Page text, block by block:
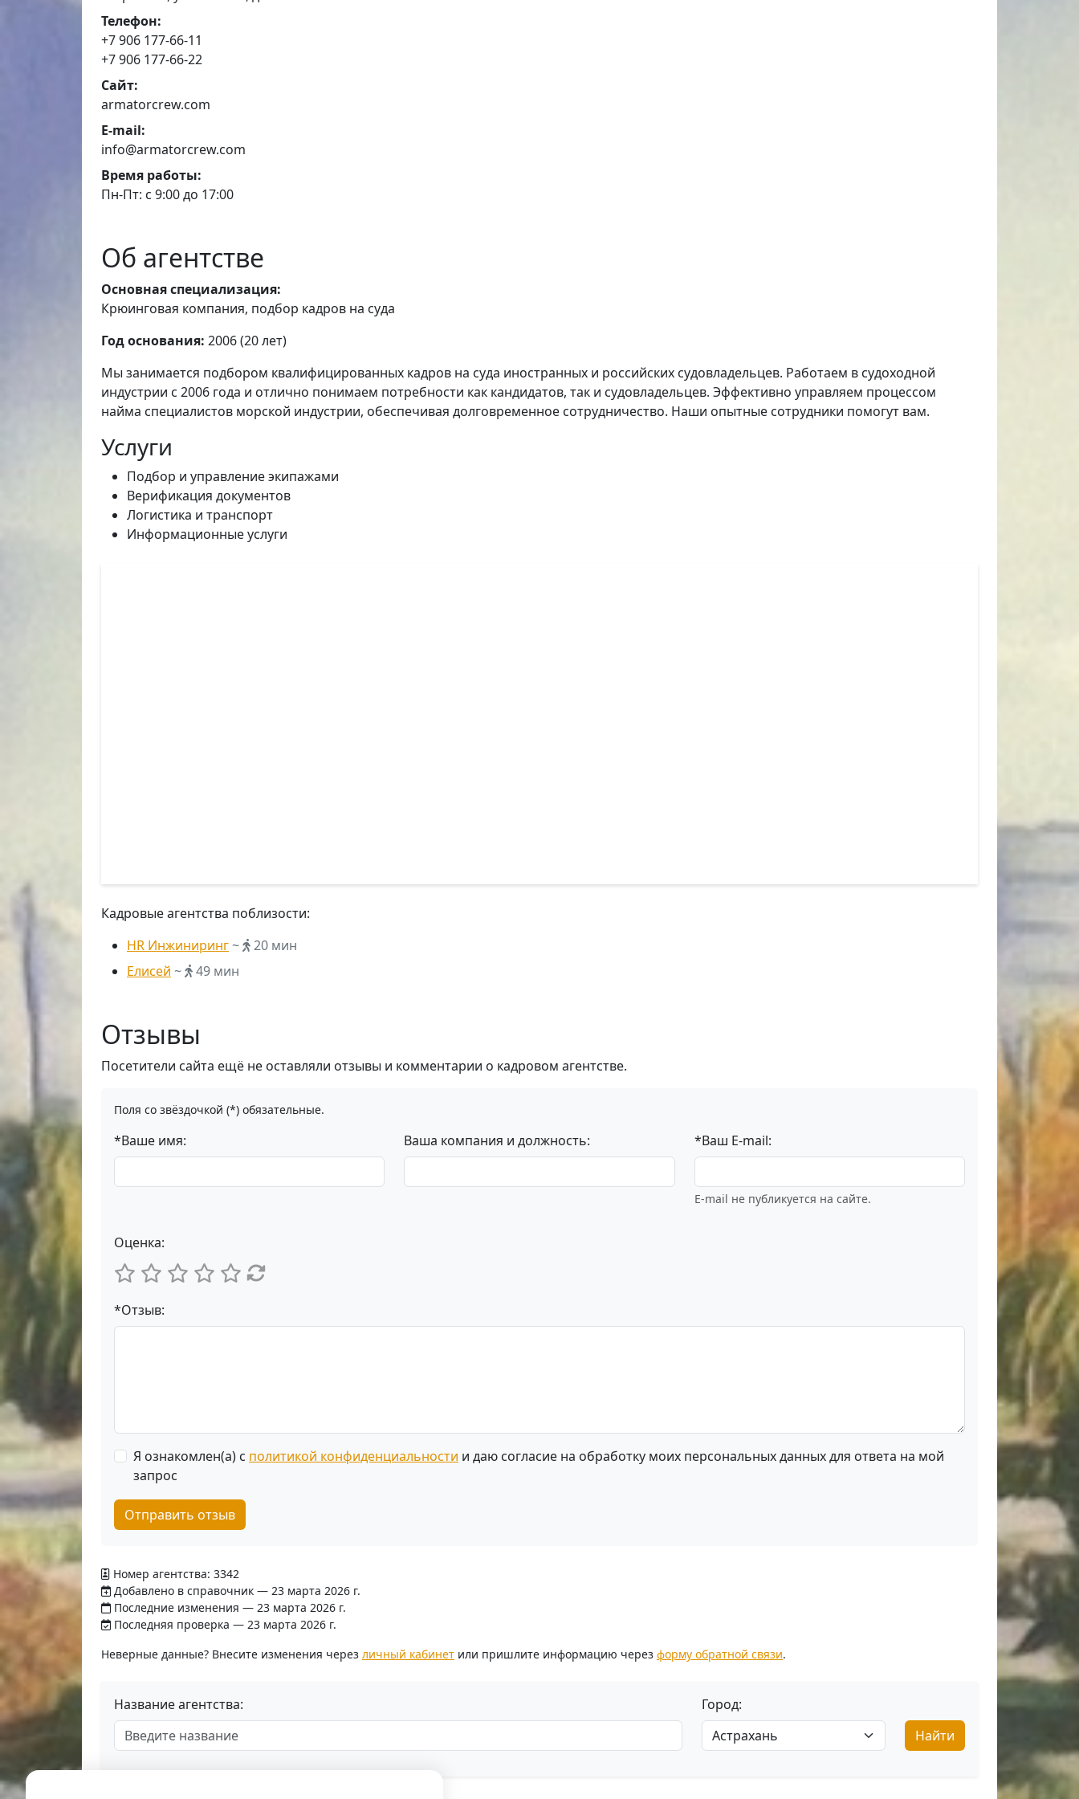
Телефон:
+7 906 177-66-11
+7 906 177-66-22
Сайт:
armatorcrew.com
E-mail:
info@armatorcrew.com
Время работы:
Пн-Пт: с 9:00 до 17:00
Об агентстве
Основная специализация:
Крюинговая компания, подбор кадров на суда
Год основания: 2006 (20 лет)
Мы занимается подбором квалифицированных кадров на суда иностранных и российских судовладельцев. Работаем в судоходной
индустрии с 2006 года и отлично понимаем потребности как кандидатов, так и судовладельцев. Эффективно управляем процессом
найма специалистов морской индустрии, обеспечивая долговременное сотрудничество. Наши опытные сотрудники помогут вам.
Услуги
Подбор и управление экипажами
Верификация документов
Логистика и транспорт
Информационные услуги
Кадровые агентства поблизости:
HR Инжиниринг~
20 мин
Елисей ~ 49 мин
Отзывы
Посетители сайта ещё не оставляли отзывы и комментарии о кадровом агентстве.
Поля со звёздочкой (*) обязательные.
*Ваше имя: Ваша компания и должность: *Ваш E-mail:
E-mail не публикуется на сайте.
Оценка:
*Отзыв:
Я ознакомлен(а) с политикой конфиденциальности и даю согласие на обработку моих персональных данных для ответа на мой
запрос
Отправить отзыв
Номер агентства: 3342
Добавлено в справочник — 23 марта 2026 г.
Последние изменения — 23 марта 2026 г.
Последняя проверка — 23 марта 2026 г.
Неверные данные? Внесите изменения через личный кабинет или пришлите информацию через форму обратной связи.
Название агентства:
Город:
Найти